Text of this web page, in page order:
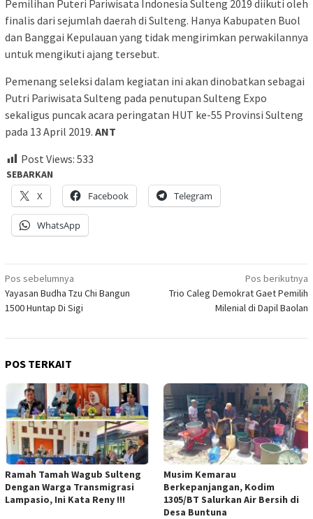
Pemilihan Puteri Pariwisata Indonesia Sulteng 2019 diikuti oleh
finalis dari sejumlah daerah di Sulteng. Hanya Kabupaten Buol
dan Banggai Kepulauan yang tidak mengirimkan perwakilannya
untuk mengikuti ajang tersebut.
Pemenang seleksi dalam kegiatan ini akan dinobatkan sebagai
Putri Pariwisata Sulteng pada penutupan Sulteng Expo
sekaligus puncak acara peringatan HUT ke-55 Provinsi Sulteng
pada 13 April 2019. ANT
Post Views: 533
SEBARKAN
X
Facebook Telegram
WhatsApp
Navigasi
pos
Pos sebelumnya
Yayasan Budha Tzu Chi Bangun
1500 Huntap Di Sigi
Pos berikutnya
Trio Caleg Demokrat Gaet Pemilih
Milenial di Dapil Baolan
POS TERKAIT
Ramah Tamah Wagub Sulteng
Dengan Warga Transmigrasi
Lampasio, Ini Kata Reny !!!
Musim Kemarau
Berkepanjangan, Kodim
1305/BT Salurkan Air Bersih di
Desa Buntuna